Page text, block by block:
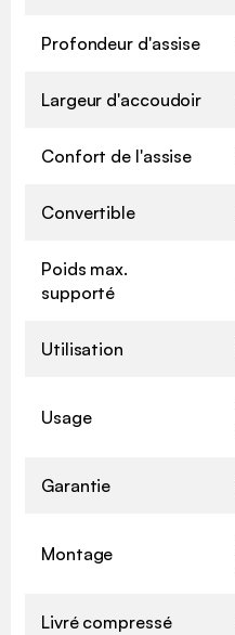
Profondeur d'assise
Largeur d'accoudoir
Confort de l'assise
Convertible
Poids max.
supporté
Utilisation
Usage
Garantie
Montage
Livré compressé